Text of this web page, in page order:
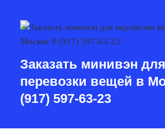
Заказать минивэн для
перевозки вещей в
(917) 597-63-23